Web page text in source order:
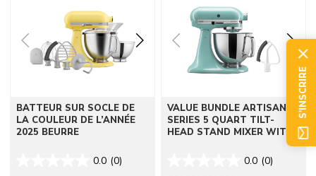
BATTEUR SUR SOCLE DE
LA COULEUR DE L’ANNÉE
2025 BEURRE
0.0 (0)
VALUE BUNDLE ARTISAN®
SERIES 5 QUART TILT-
HEAD STAND MIXER WITH
0.0 (0)
S'INSCRIRE